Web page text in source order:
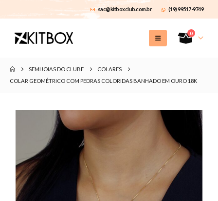
sac@kitboxclub.com.br (19) 99517-9749
0
SEMIJOIAS DO CLUBE
COLARES
COLAR GEOMÉTRICO COM PEDRAS COLORIDAS BANHADO EM OURO 18K